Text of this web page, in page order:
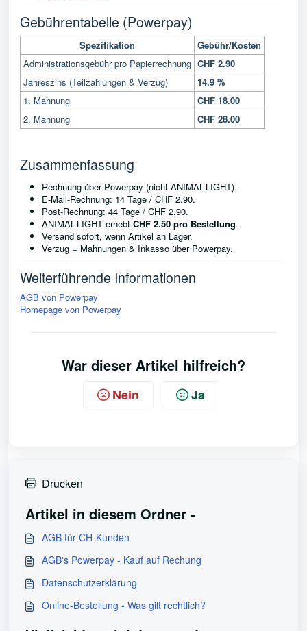
Gebührentabelle (Powerpay)
Spezifikation
Gebühr/Kosten
Administrationsgebühr pro Papierrechnung CHF 2.90
Jahreszins (Teilzahlungen & Verzug)
14.9 %
1. Mahnung
CHF 18.00
2. Mahnung
CHF 28.00
Zusammenfassung
Rechnung über Powerpay (nicht ANIMAL-LIGHT).
E-Mail-Rechnung: 14 Tage / CHF 2.90.
Post-Rechnung: 44 Tage / CHF 2.90.
ANIMAL-LIGHT erhebt CHF 2.50 pro Bestellung.
Versand sofort, wenn Artikel an Lager.
Verzug = Mahnungen & Inkasso über Powerpay.
Weiterführende Informationen
AGB von Powerpay
Homepage von Powerpay
War dieser Artikel hilfreich?
Nein Ja
Drucken
Artikel in diesem Ordner -
AGB für CH-Kunden
AGB's Powerpay - Kauf auf Rechung
Datenschutzerklärung
Online-Bestellung - Was gilt rechtlich?